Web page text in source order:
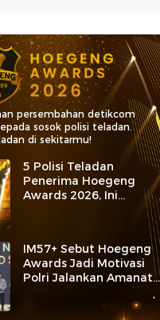
persembahan detikcom
sosok polisi teladan.
di sekitarmu!
5 Polisi Teladan
Penerima Hoegeng
Awards 2026, Ini
Kategori dan Kiprahnya
IM57+ Sebut Hoegeng
Awards Jadi Motivasi
Polri Jalankan Amanat